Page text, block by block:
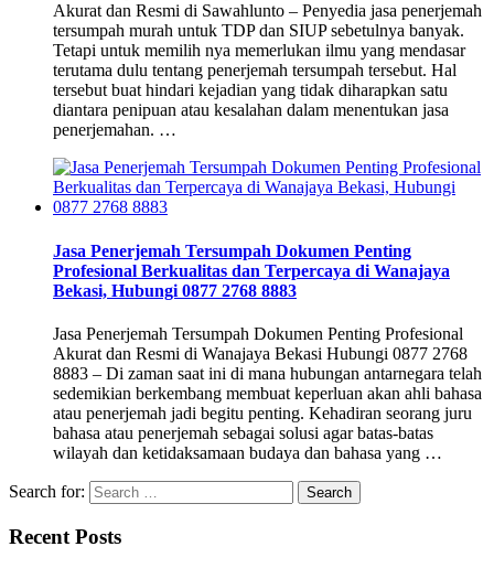
Akurat dan Resmi di Sawahlunto – Penyedia jasa penerjemah
tersumpah murah untuk TDP dan SIUP sebetulnya banyak.
Tetapi untuk memilih nya memerlukan ilmu yang mendasar
terutama dulu tentang penerjemah tersumpah tersebut. Hal
tersebut buat hindari kejadian yang tidak diharapkan satu
diantara penipuan atau kesalahan dalam menentukan jasa
penerjemahan. …
Jasa Penerjemah Tersumpah Dokumen Penting
Profesional Berkualitas dan Terpercaya di Wanajaya
Bekasi, Hubungi 0877 2768 8883
Jasa Penerjemah Tersumpah Dokumen Penting Profesional
Akurat dan Resmi di Wanajaya Bekasi Hubungi 0877 2768
8883 – Di zaman saat ini di mana hubungan antarnegara telah
sedemikian berkembang membuat keperluan akan ahli bahasa
atau penerjemah jadi begitu penting. Kehadiran seorang juru
bahasa atau penerjemah sebagai solusi agar batas-batas
wilayah dan ketidaksamaan budaya dan bahasa yang …
Search for:
Recent Posts